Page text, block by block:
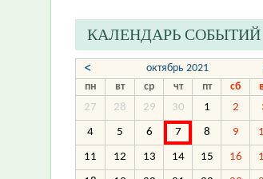
КАЛЕНДАРЬ СОБЫТИЙ
< октябрь 2021
пн вт ср чт пт сб
27
28 29 30 1 2
4 5 6 7 8 9
11 12 13 14 15 16